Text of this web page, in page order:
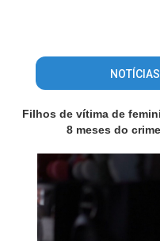
Filhos de vítima de
8 meses do